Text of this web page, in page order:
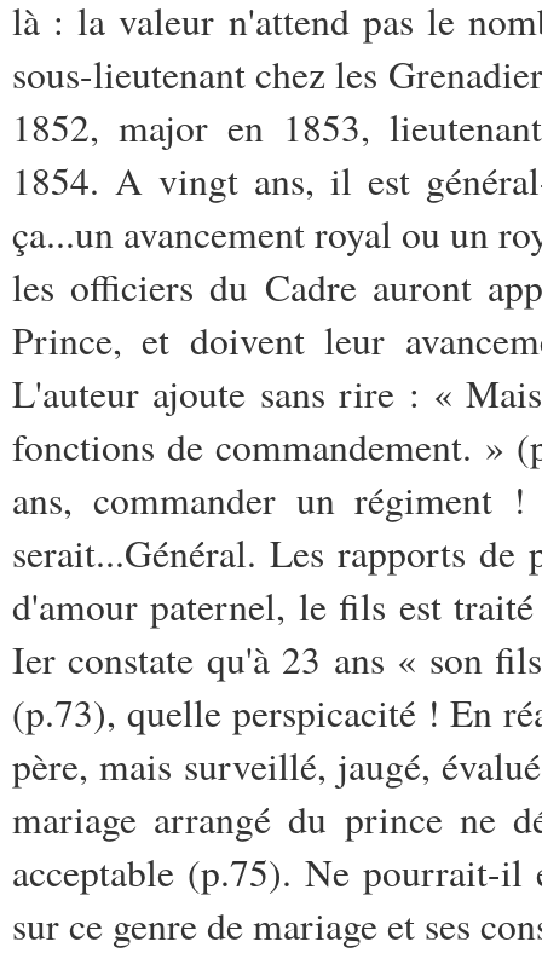
là : la valeur n'attend pas le
sous-lieutenant chez les
1852, major en 1853,
1854. A vingt ans, il est
ça...un avancement royal ou un
les officiers du Cadre auront
Prince, et doivent leur
L'auteur ajoute sans rire : «
fonctions de commandement. »
ans, commander un régiment
serait...Général. Les rapports de
d'amour paternel, le fils est
Ier constate qu'à 23 ans « son
(p.73), quelle perspicacité ! En
père, mais surveillé, jaugé,
mariage arrangé du prince ne
acceptable (p.75). Ne pourrait-
sur ce genre de mariage et ses